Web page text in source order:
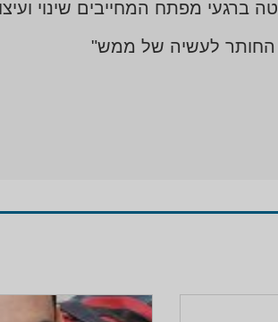
סדרת הרצאות אותם העביר
בתכנון ובאסטרטגיה הספר
ברגעי מפתח המחייבים שינוי
החותר לעשיה של ממש"